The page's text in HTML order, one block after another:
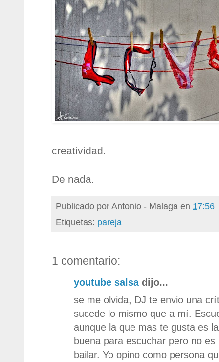
creatividad.
De nada.
Publicado porAntonio - Malaga en 17:56
Etiquetas: pareja
1 comentario:
youtube salsadijo...
se me olvida, DJ te envio una
sucede lo mismo que a mí.
aunque la que mas te gusta es
buena para escuchar pero no
bailar. Yo opino como persona